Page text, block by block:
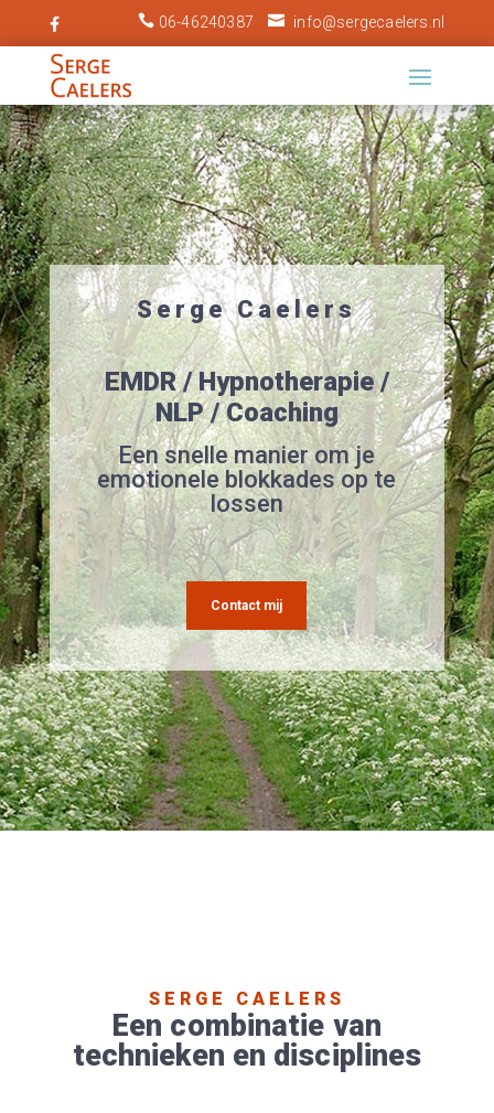
  06-46240387  info@sergecaelers.nl
Serge Caelers
EMDR / Hypnotherapie /
NLP / Coaching
Een snelle manier om je
emotionele blokkades op te
lossen
Contact mij
SERGE CAELERS
Een combinatie van
technieken en disciplines